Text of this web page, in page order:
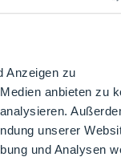
Anzeigen zu
anbieten zu
unserer
und Analysen
kannst
Themen